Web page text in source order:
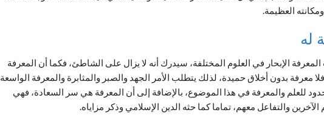
العظيمة.
له
المعرفة الإبحار في العلوم المختلفة، سيدرك أنه لا يزال على الشاطئ، فكما أن المعرفة
معرفة بدون أخلاق حميدة، لذلك يتطلب الأمر الجهد والصبر والمثابرة والمعرفة الواسعة
حدود للعلم والمعرفة في هذا الموضوع، بالإضافة إلى أن المعرفة هي سر السعادة، فهي
والتفاعل معهم، تماما كما حثه الدين الإسلامي وذكر مزاياه.